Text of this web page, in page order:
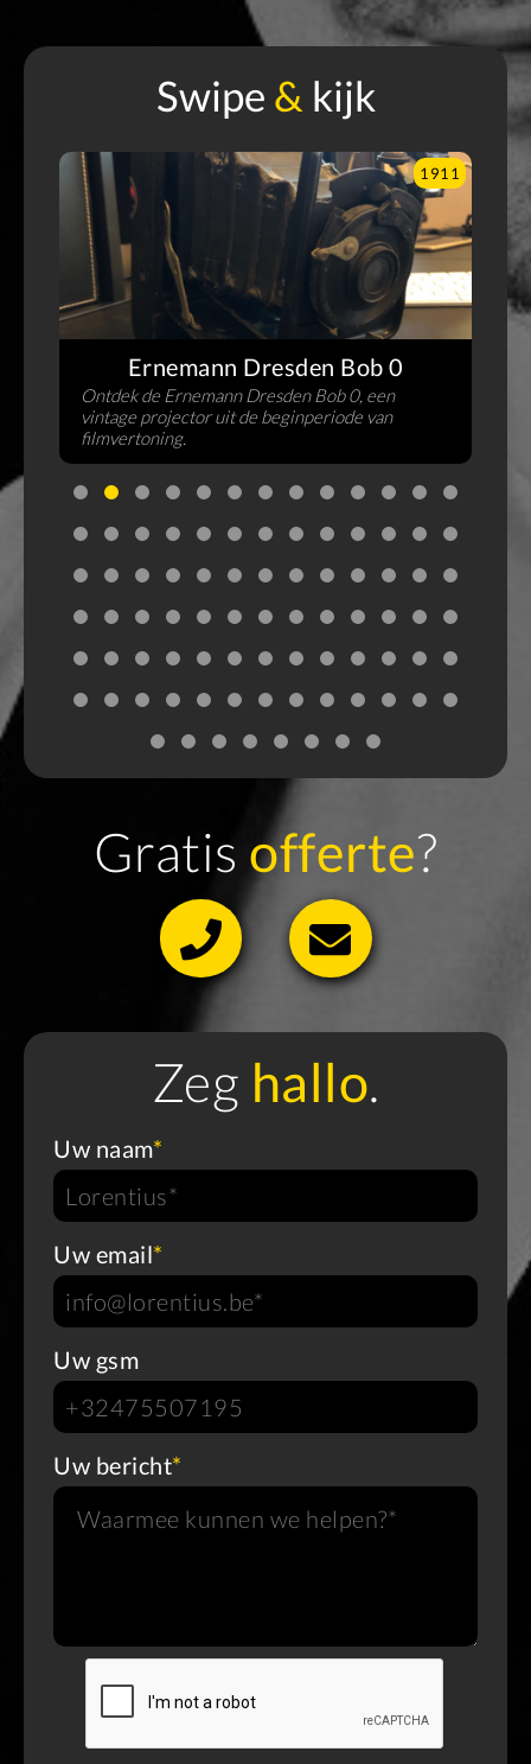
Swipe & kijk
1911
Ernemann Dresden Bob 0
Ontdek de Ernemann Dresden Bob 0, een
vintage projector uit de beginperiode van
filmvertoning.
Gratis offerte?
Zeg hallo.
Uw naam*
Uw email*
Uw gsm
Uw bericht*